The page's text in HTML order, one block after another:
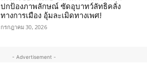
ปกป้องภาพลักษณ์ ซัดอุบาทว์ลัทธิคลั่ง
ทางการเมือง อุ้มละเมิดทางเพศ!
กรกฎาคม 30, 2026
- Advertisement -